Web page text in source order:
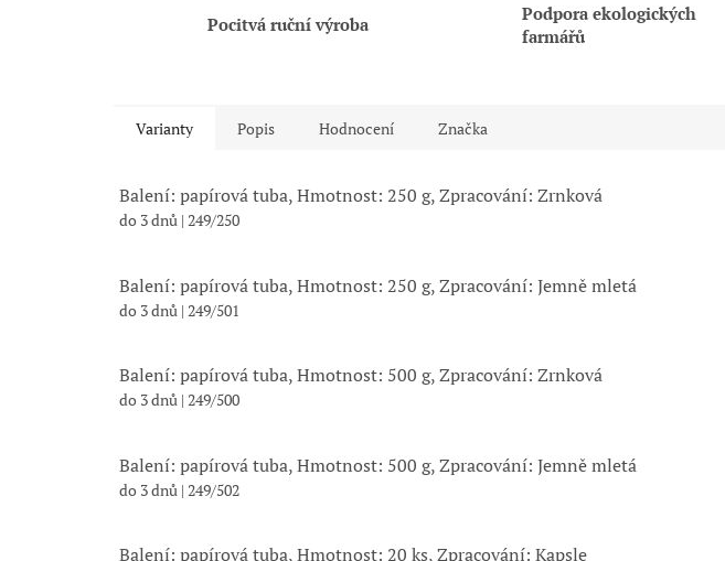
Pocitvá ruční výroba
Podpora ekologických
farmářů
Varianty Popis Hodnocení Značka
Balení: papírová tuba, Hmotnost: 250 g, Zpracování: Zrnková
do 3 dnů | 249/250
Balení: papírová tuba, Hmotnost: 250 g, Zpracování: Jemně mletá
do 3 dnů | 249/501
Balení: papírová tuba, Hmotnost: 500 g, Zpracování: Zrnková
do 3 dnů | 249/500
Balení: papírová tuba, Hmotnost: 500 g, Zpracování: Jemně mletá
do 3 dnů | 249/502
Balení: papírová tuba, Hmotnost: 20 ks, Zpracování: Kapsle